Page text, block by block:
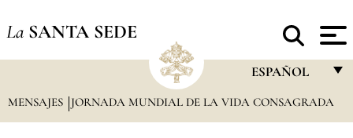
La SANTA SEDE
ESPAÑOL
FRANÇAIS
MENSAJES JORNADA MUNDIAL DE LA VIDA CONSAGRADA